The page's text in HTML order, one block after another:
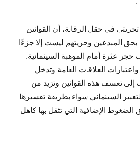
في حقل الرقابة، أن القوانين
بحق المبدعين وحريتهم ليست إلا جزءًا
حجر عثرة أمام الموهبة السينمائية.
العلاقات العامة وتدخل
إلى تعسف هذه القوانين وتزيد من
السينمائي سواء بطريقة تفسيرها
الإضافية التي تثقل بها كاهل